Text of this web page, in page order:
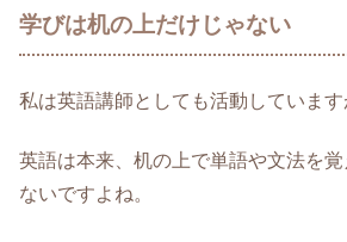
学びは机の上だけじゃない
私は英語講師としても活動しています
英語は本来、机の上で単語や文法を
ないですよね。